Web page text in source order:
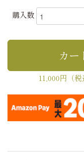
購入数
11,000円（